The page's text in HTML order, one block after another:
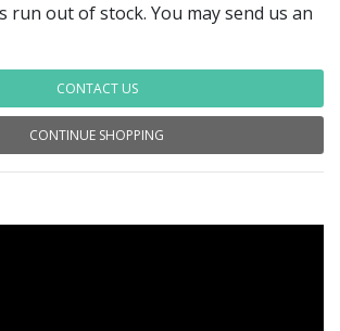
run out of stock. You may send us an
CONTACT US
CONTINUE SHOPPING